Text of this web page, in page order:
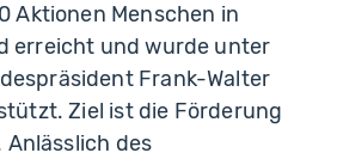
Aktionen Menschen in
erreicht und wurde unter
Frank-Walter
Ziel ist die Förderung
Anlässlich des